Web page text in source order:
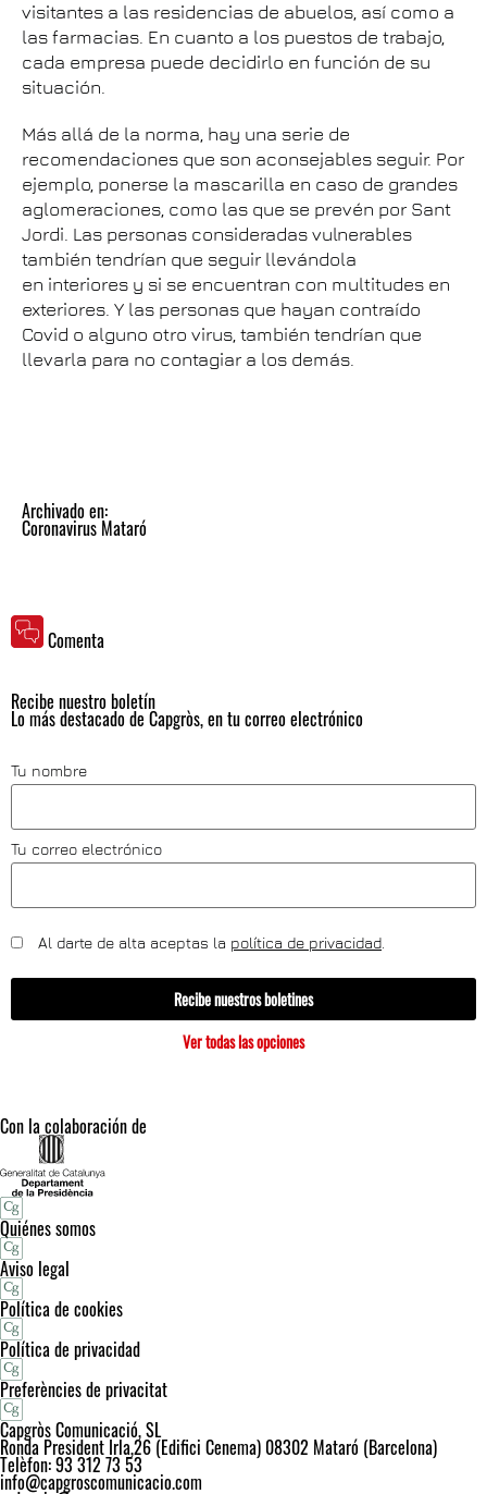
visitantes a las residencias de abuelos, así como a
las farmacias. En cuanto a los puestos de trabajo,
cada empresa puede decidirlo en función de su
situación.
Más allá de la norma, hay una serie de
recomendaciones que son aconsejables seguir. Por
ejemplo, ponerse la mascarilla en caso de grandes
aglomeraciones, como las que se prevén por Sant
Jordi. Las personas consideradas vulnerables
también tendrían que seguir llevándola
en interiores y si se encuentran con multitudes en
exteriores. Y las personas que hayan contraído
Covid o alguno otro virus, también tendrían que
llevarla para no contagiar a los demás.
Archivado en:
Coronavirus Mataró
Comenta
Recibe nuestro boletín
Lo más destacado de Capgròs, en tu correo electrónico
Tu nombre
Tu correo electrónico
Al darte de alta aceptas la política de privacidad
Recibe nuestros boletines
Ver todas las opciones
Con la colaboración de
Quiénes somos
Aviso legal
Política de cookies
Política de privacidad
Preferències de privacitat
Capgròs Comunicació, SL
Ronda President Irla,26 (Edifici Cenema) 08302 Mataró (Barcelona)
Telèfon: 93 312 73 53
info@capgroscomunicacio.com